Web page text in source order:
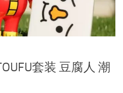
套装 豆腐人 潮